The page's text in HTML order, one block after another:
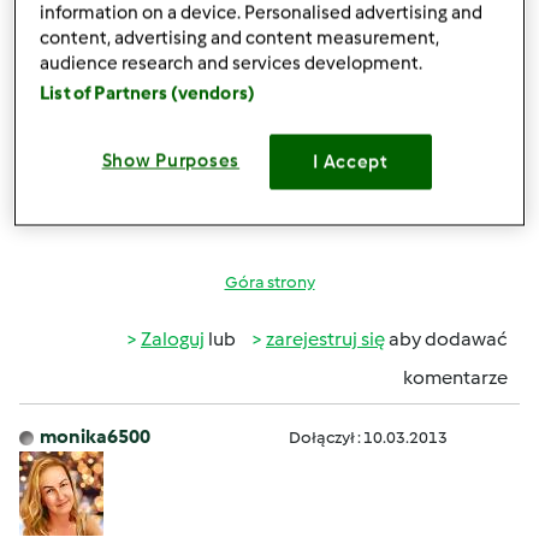
Góra strony
Zaloguj lub zarejestruj sięaby dodawać
komentarze
monika6500 Dołączył : 10.03.2013
information on a device. Personalised advertising and
content, advertising and content measurement,
audience research and services development.
List of Partners (vendors)
Show Purposes I Accept